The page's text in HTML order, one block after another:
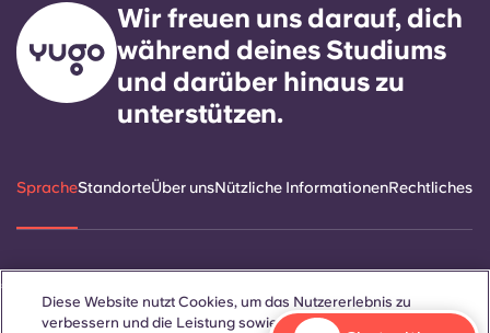
Wir freuen uns darauf, dich
während deines Studiums
und darüber hinaus zu
unterstützen.
SpracheStandorteÜber unsNützliche InformationenRechtliches
Diese Website nutzt Cookies, um das Nutzererlebnis zu
verbessern und die Leistung sowie den Traffic auf